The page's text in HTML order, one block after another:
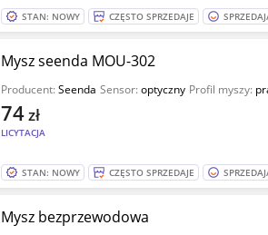
STAN: NOWY CZĘSTO SPRZEDAJE
Mysz seenda MOU-302
Producent:Seenda Sensor:optyczny Profil myszy:
LICYTACJA
74zł
STAN: NOWY CZĘSTO SPRZEDAJE
Mysz bezprzewodowa